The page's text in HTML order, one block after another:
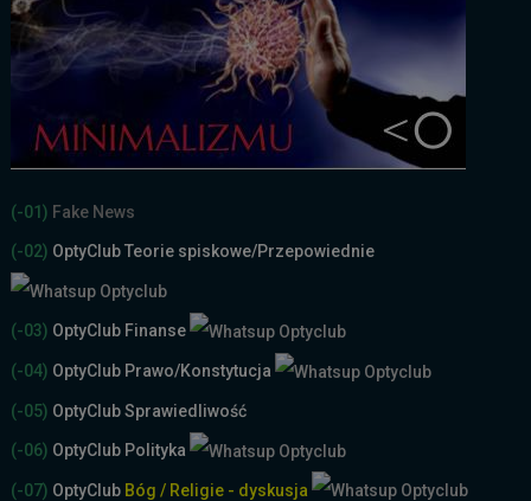
(-01) Fake News
(-02) OptyClub Teorie spiskowe/Przepowiednie
(-03) OptyClub Finanse
(-04) OptyClub Prawo/Konstytucja
(-05) OptyClub Sprawiedliwość
(-06) OptyClub Polityka
(-07) OptyClub Bóg / Religie - dyskusja